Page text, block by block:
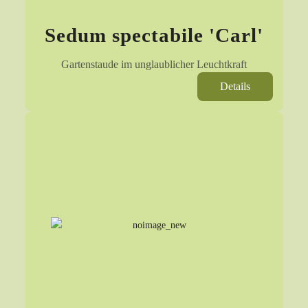
Sedum spectabile 'Carl'
Gartenstaude im unglaublicher Leuchtkraft
Details